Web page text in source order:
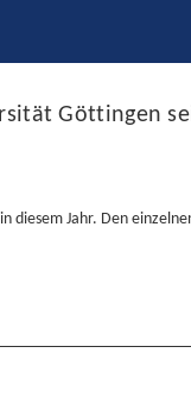
Göttingen
diesem Jahr. Den